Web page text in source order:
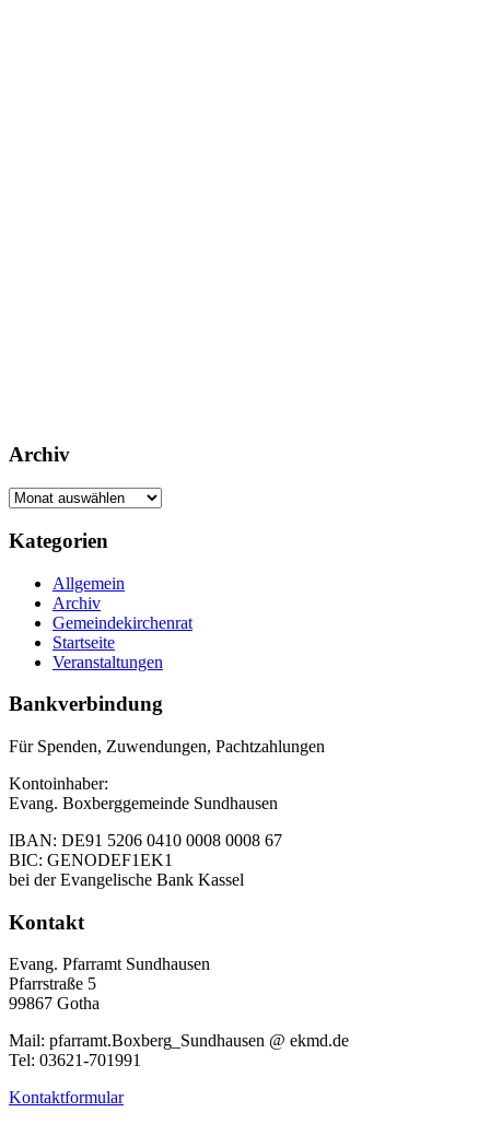
Archiv
Archiv
Footer
Inhalt
Kategorien
Allgemein
Archiv
Gemeindekirchenrat
Startseite
Veranstaltungen
Bankverbindung
Für Spenden, Zuwendungen, Pachtzahlungen
Kontoinhaber:
Evang. Boxberggemeinde Sundhausen
IBAN: DE91 5206 0410 0008 0008 67
BIC: GENODEF1EK1
bei der Evangelische Bank Kassel
Kontakt
Evang. Pfarramt Sundhausen
Pfarrstraße 5
99867 Gotha
Mail: pfarramt.Boxberg_Sundhausen @ ekmd.de
Tel: 03621-701991
Kontaktformular